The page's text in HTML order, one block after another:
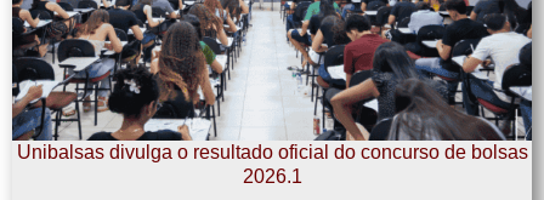
Unibalsas divulga o resultado oficial do concurso de bolsas
2026.1